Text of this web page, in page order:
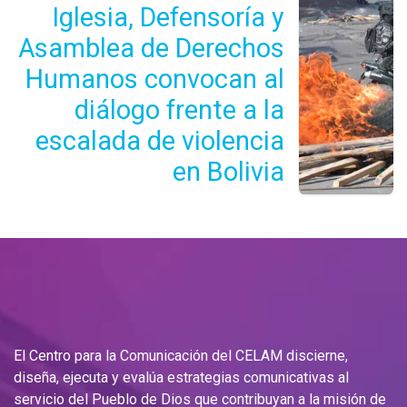
Iglesia, Defensoría y
Asamblea de Derechos
Humanos convocan al
diálogo frente a la
escalada de violencia
en Bolivia
El Centro para la Comunicación del CELAM discierne,
diseña, ejecuta y evalúa estrategias comunicativas al
servicio del Pueblo de Dios que contribuyan a la misión de